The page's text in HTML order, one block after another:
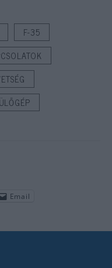
F-35
Email